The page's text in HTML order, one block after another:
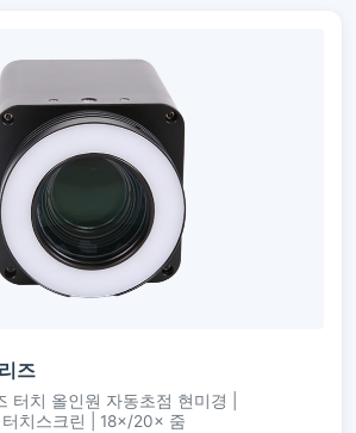
즈
터치 올인원 자동초점 현미경 |
치스크린 | 18×/20× 줌